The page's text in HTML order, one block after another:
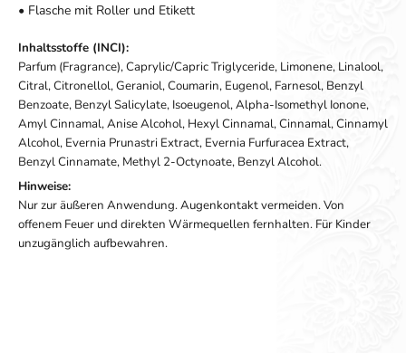
• Flasche mit Roller und Etikett
Inhaltsstoffe (INCI):
Parfum (Fragrance), Caprylic/Capric Triglyceride, Limonene, Linalool,
Citral, Citronellol, Geraniol, Coumarin, Eugenol, Farnesol, Benzyl
Benzoate, Benzyl Salicylate, Isoeugenol, Alpha-Isomethyl Ionone,
Amyl Cinnamal, Anise Alcohol, Hexyl Cinnamal, Cinnamal, Cinnamyl
Alcohol, Evernia Prunastri Extract, Evernia Furfuracea Extract,
Benzyl Cinnamate, Methyl 2-Octynoate, Benzyl Alcohol.
Hinweise:
Nur zur äußeren Anwendung. Augenkontakt vermeiden. Von
offenem Feuer und direkten Wärmequellen fernhalten. Für Kinder
unzugänglich aufbewahren.